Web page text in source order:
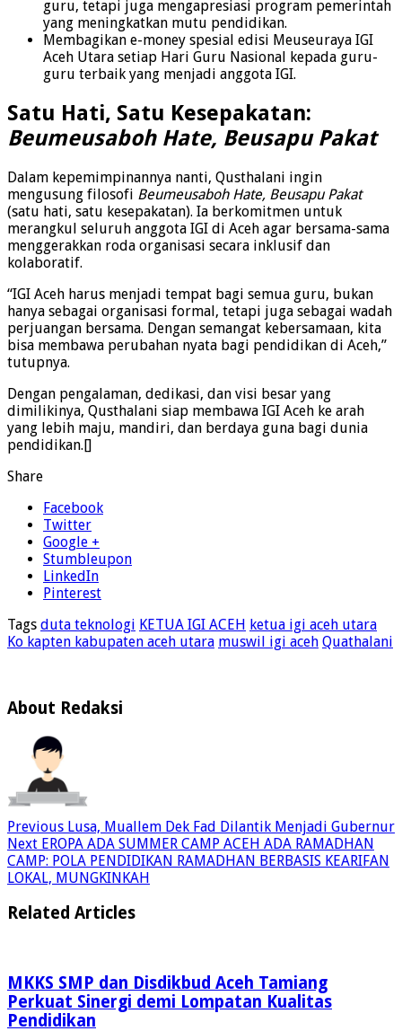
guru, tetapi juga mengapresiasi program pemerintah
yang meningkatkan mutu pendidikan.
Membagikan e-money spesial edisi Meuseuraya IGI
Aceh Utara setiap Hari Guru Nasional kepada guru-
guru terbaik yang menjadi anggota IGI.
Satu Hati, Satu Kesepakatan:
Beumeusaboh Hate, Beusapu Pakat
Dalam kepemimpinannya nanti, Qusthalani ingin
mengusung filosofi Beumeusaboh Hate, Beusapu Pakat
(satu hati, satu kesepakatan). Ia berkomitmen untuk
merangkul seluruh anggota IGI di Aceh agar bersama-sama
menggerakkan roda organisasi secara inklusif dan
kolaboratif.
“IGI Aceh harus menjadi tempat bagi semua guru, bukan
hanya sebagai organisasi formal, tetapi juga sebagai wadah
perjuangan bersama. Dengan semangat kebersamaan, kita
bisa membawa perubahan nyata bagi pendidikan di Aceh,”
tutupnya.
Dengan pengalaman, dedikasi, dan visi besar yang
dimilikinya, Qusthalani siap membawa IGI Aceh ke arah
yang lebih maju, mandiri, dan berdaya guna bagi dunia
pendidikan.[]
Share
Facebook
Twitter
Google +
Stumbleupon
LinkedIn
Pinterest
Tags duta teknologi KETUA IGI ACEH ketua igi aceh utara
Ko kapten kabupaten aceh utara muswil igi aceh Quathalani
About Redaksi
Previous Lusa, Muallem Dek Fad Dilantik Menjadi Gubernur
Next EROPA ADA SUMMER CAMP ACEH ADA RAMADHAN
CAMP: POLA PENDIDIKAN RAMADHAN BERBASIS KEARIFAN
LOKAL, MUNGKINKAH
Related Articles
MKKS SMP dan Disdikbud Aceh Tamiang
Perkuat Sinergi demi Lompatan Kualitas
Pendidikan